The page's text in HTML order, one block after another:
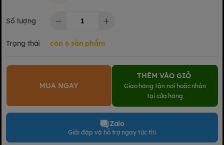
Số lượng
Trạng thái còn 6 sản phẩm
MUA NGAY
THÊM VÀO GIỎ
Giao hàng tận nơi hoặc nhận
tại cửa hàng
Zalo
Giải đáp và hỗ trợ ngay tức thì